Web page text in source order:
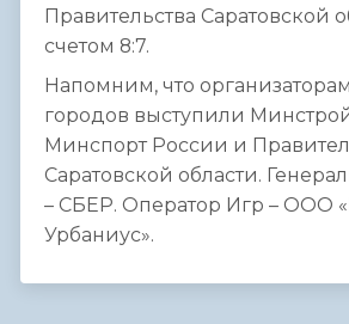
Правительства Саратовской
счетом 8:7.
Напомним, что
городов выступили
Минспорт России и
Саратовской области.
– СБЕР. Оператор Игр – ООО
Урбаниус».